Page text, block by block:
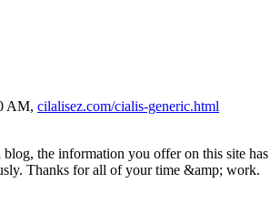
AM, cilalisez.com/cialis-generic.html
blog, the information you offer on this site has
Thanks for all of your time &amp; work.